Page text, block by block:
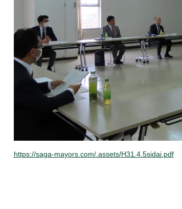
https://saga-mayors.com/.assets/H31.4.5sidai.pdf